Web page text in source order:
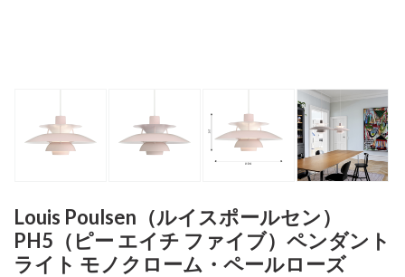
Louis Poulsen（ルイスポールセン）
PH5（ピー エイチ ファイブ）ペンダント
ライト モノクローム・ペールローズ